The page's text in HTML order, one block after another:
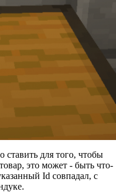
ставить для того, чтобы
это может - быть что-
Id совпадал, с